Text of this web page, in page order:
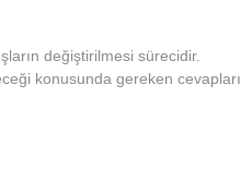
değiştirilmesi sürecidir.
konusunda gereken cevapları